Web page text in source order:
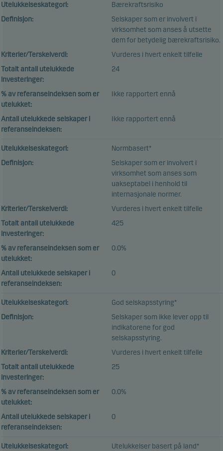
Utelukkelseskategori:
Bærekraftsrisiko
Definisjon:
Selskaper som er involvert i
virksomhet som anses å utsette
dem for betydelig bærekraftsrisiko.
Kriterier/Terskelverdi:
Vurderes i hvert enkelt tilfelle
Totalt antall utelukkede
investeringer:
24
% av referanseindeksen som er
utelukket:
Ikke rapportert ennå
Antall utelukkede selskaper i
referanseindeksen:
Ikke rapportert ennå
Utelukkelseskategori:
Normbasert*
Definisjon:
Selskaper som er involvert i
virksomhet som anses som
uakseptabel i henhold til
internasjonale normer.
Kriterier/Terskelverdi:
Vurderes i hvert enkelt tilfelle
Totalt antall utelukkede
investeringer:
425
% av referanseindeksen som er
utelukket:
0.0%
Antall utelukkede selskaper i
referanseindeksen:
0
Utelukkelseskategori:
God selskapsstyring*
Definisjon:
Selskaper som ikke lever opp til
indikatorene for god
selskapsstyring.
Kriterier/Terskelverdi:
Vurderes i hvert enkelt tilfelle
Totalt antall utelukkede
investeringer:
25
% av referanseindeksen som er
utelukket:
0.0%
Antall utelukkede selskaper i
referanseindeksen:
0
Utelukkelseskategori:
Utelukkelser basert på land*